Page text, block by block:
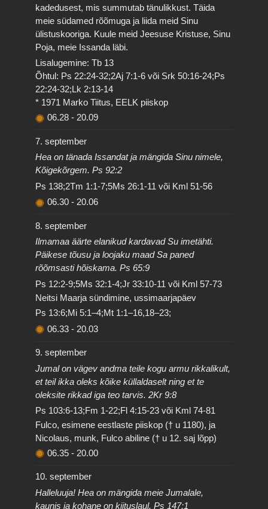
kadedusest, mis summutab tänulikkust. Täida
meie südamed rõõmuga ja liida meid Sinu
ülistuskooriga. Kuule meid Jeesuse Kristuse, Sinu
Poja, meie Issanda läbi.
Lisalugemine: Tb 13
Õhtul: Ps 22:24-32;2Aj 7:1-6 või Srk 50:16-24;Ps
22:24-32;Lk 2:13-14
* 1971 Marko Tiitus, EELK piiskop
06.28 - 20.09
7. september
Hea on tänada Issandat ja mängida Sinu nimele,
Kõigekõrgem. Ps 92:2
Ps 138;2Tm 1:1-7;5Ms 26:1-11 või Kml 51-56
06.30 - 20.06
8. september
Ilmamaa äärte elanikud kardavad Su imetähti.
Päikese tõusu ja loojaku maad Sa paned
rõõmsasti hõiskama. Ps 65:9
Ps 12:2-9;5Ms 32:1-4;Jr 33:10-11 või Kml 57-73
Neitsi Maarja sündimine, ussimaarjapäev
Ps 13:6;Mi 5:1–4;Mt 1:1–16,18–23;
06.33 - 20.03
9. september
Jumal on vägev andma teile kogu armu rikkalikult,
et teil ikka oleks kõike küllaldaselt ning et te
oleksite rikkad iga teo tarvis. 2Kr 9:8
Ps 103:6-13;Fm 1-22;Fl 4:15-23 või Kml 74-81
Fulco, esimene eestlaste piiskop († u 1180), ja
Nicolaus, munk, Fulco abiline († u 12. saj lõpp)
06.35 - 20.00
10. september
Halleluuja! Hea on mängida meie Jumalale,
kaunis ja kohane on kiituslaul. Ps 147:1